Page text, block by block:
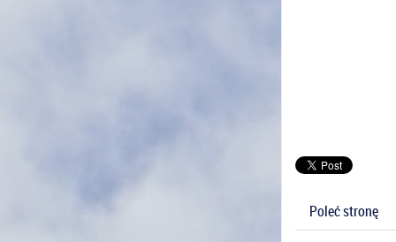
Poleć stronę